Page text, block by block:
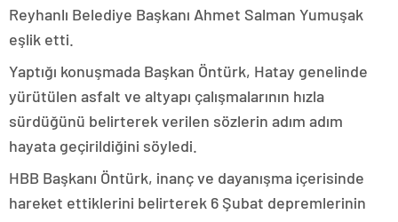
Reyhanlı Belediye Başkanı Ahmet Salman Yumuşak
eşlik etti.
Yaptığı konuşmada Başkan Öntürk, Hatay genelinde
yürütülen asfalt ve altyapı çalışmalarının hızla
sürdüğünü belirterek verilen sözlerin adım adım
hayata geçirildiğini söyledi.
HBB Başkanı Öntürk, inanç ve dayanışma içerisinde
hareket ettiklerini belirterek 6 Şubat depremlerinin